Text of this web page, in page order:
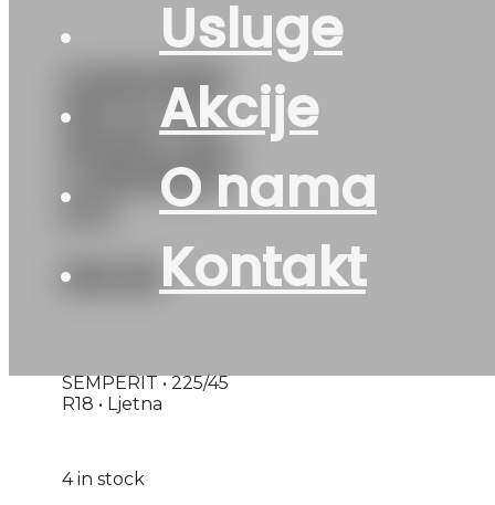
Usluge
Akcije
O nama
Kontakt
G225/45R18
95Y XL FR
3 SEMPERIT
EVc
256
SEMPERIT • 225/45
R18 • Ljetna
4 in stock